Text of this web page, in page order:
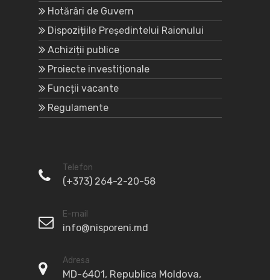
Hotărâri de Guvern
Dispozițiile Președintelui Raionului
Achiziții publice
Proiecte investiționale
Funcții vacante
Regulamente
Telefon
(+373) 264-2-20-58
E-mail
info@nisporeni.md
Adresa
MD-6401, Republica Moldova,